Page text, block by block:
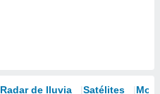
Radar de lluvia Satélites